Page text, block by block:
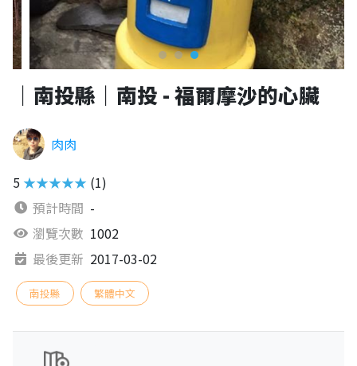
｜南投縣｜南投 - 福爾摩沙的心臟
肉肉
5 ★★★★★ (1)
預計時間 -
瀏覽次數 1002
最後更新 2017-03-02
南投縣 繁體中文